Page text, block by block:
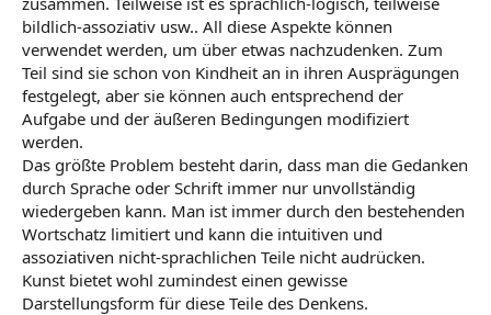
bildlich-assoziativ usw.. All diese Aspekte können
verwendet werden, um über etwas nachzudenken. Zum
Teil sind sie schon von Kindheit an in ihren Ausprägungen
festgelegt, aber sie können auch entsprechend der
Aufgabe und der äußeren Bedingungen modifiziert
werden.
Das größte Problem besteht darin, dass man die Gedanken
durch Sprache oder Schrift immer nur unvollständig
wiedergeben kann. Man ist immer durch den bestehenden
Wortschatz limitiert und kann die intuitiven und
assoziativen nicht-sprachlichen Teile nicht audrücken.
Kunst bietet wohl zumindest einen gewisse
Darstellungsform für diese Teile des Denkens.